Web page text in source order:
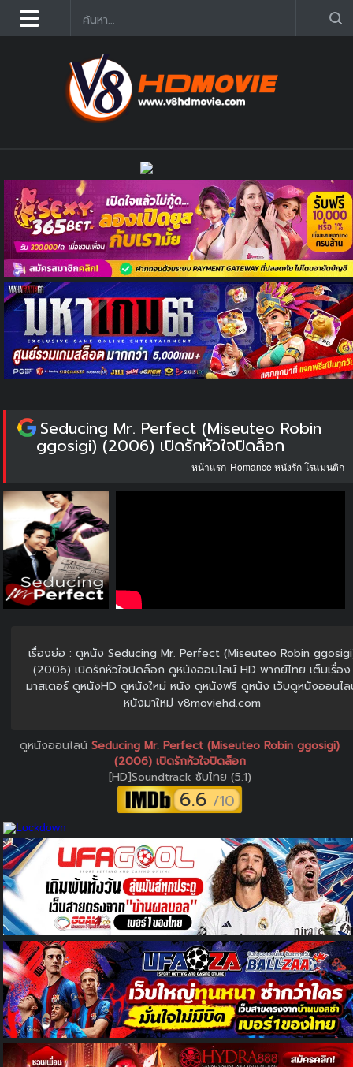
ดูหนังออนไลน์ฟรี 2025 อัฟเดตใหม่ก่อนใคร คมชัด HD
Seducing Mr. Perfect (Miseuteo Robin
ggosigi) (2006) เปิดรักหัวใจปิดล็อก
หน้าแรก Romance หนังรัก โรแมนติก
เรื่องย่อ : ดูหนัง Seducing Mr. Perfect (Miseuteo Robin
(2006) เปิดรักหัวใจปิดล็อก ดูหนังออนไลน์ HD พากย์ไทย เต็มเรื่อง
มาสเตอร์ ดูหนังHD ดูหนังใหม่ หนัง ดูหนังฟรี ดูหนัง เว็บดูหนังออนไ
หนังมาใหม่ v8moviehd.com
ดูหนังออนไลน์Seducing Mr. Perfect (Miseuteo Robin ggosigi)
(2006) เปิดรักหัวใจปิดล็อก
[HD]Soundtrack ซับไทย (5.1)
6.6 /10